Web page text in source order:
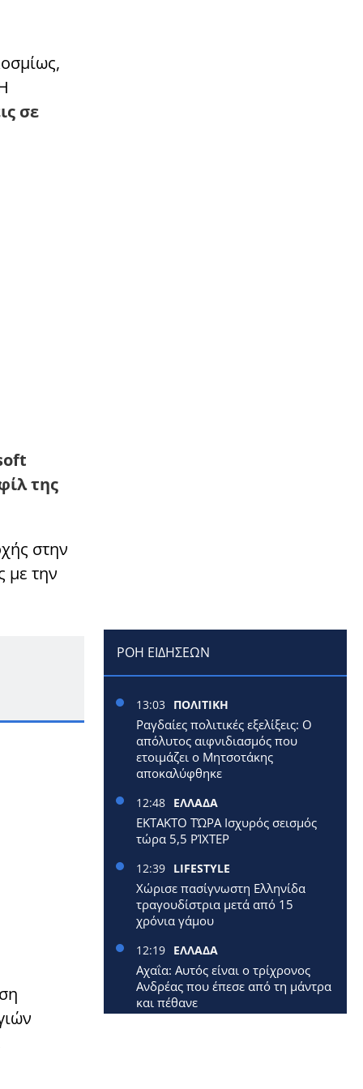
σε
της
στην
με την
ΡΟΗ ΕΙΔΗΣΕΩΝ
13:03 ΠΟΛΙΤΙΚΗ
Ραγδαίες πολιτικές εξελίξεις: Ο
απόλυτος αιφνιδιασμός που
ετοιμάζει ο Μητσοτάκης
αποκαλύφθηκε
12:48 ΕΛΛΑΔΑ
ΕΚΤΑΚΤΟ ΤΏΡΑ Ισχυρός σεισμός
τώρα 5,5 ΡΊΧΤΕΡ
12:39 LIFESTYLE
Χώρισε πασίγνωστη Ελληνίδα
τραγουδίστρια μετά από 15
χρόνια γάμου
12:19 ΕΛΛΑΔΑ
Αχαΐα: Αυτός είναι ο τρίχρονος
Ανδρέας που έπεσε από τη μάντρα
και πέθανε